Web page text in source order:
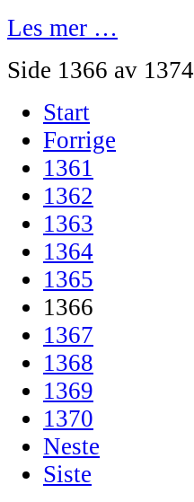
Les mer …
Side 1366 av 1374
Start
Forrige
1361
1362
1363
1364
1365
1366
1367
1368
1369
1370
Neste
Siste